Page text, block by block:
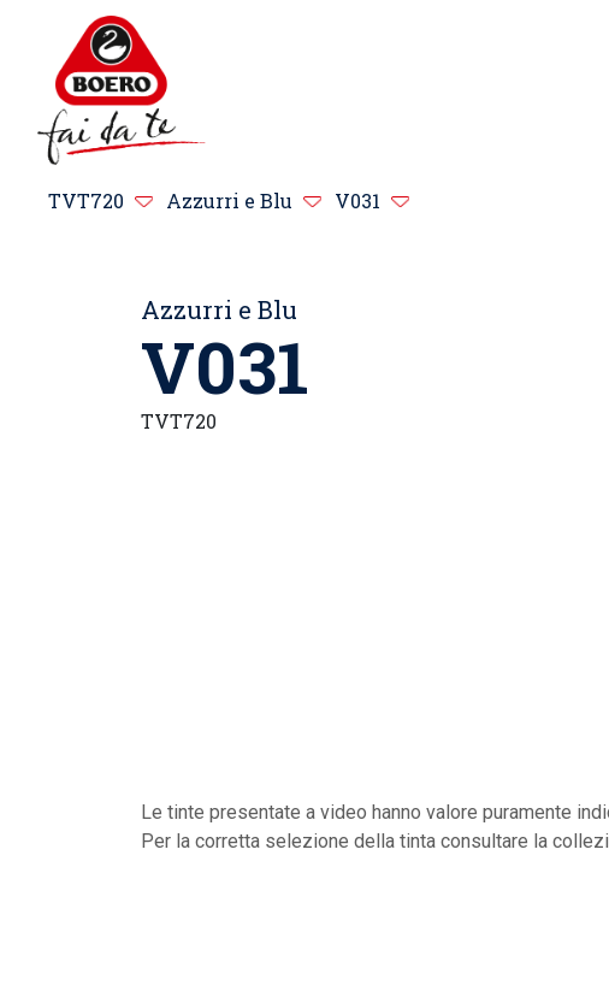
TVT720 Azzurri e Blu V031
Azzurri e Blu
V031
TVT720
Le tinte presentate a video hanno valore puramente
Per la corretta selezione della tinta consultare la